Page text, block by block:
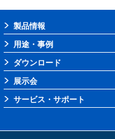
製品情報
用途・事例
ダウンロード
展示会
サービス・サポート